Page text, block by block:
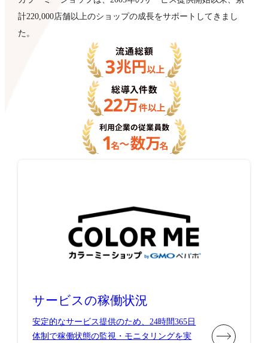
計220,000店舗以上のショップの成長をサポートしてきまし
た。
サービスの稼働状況
安定的なサービス提供のため、24時間365日
体制で稼働状態の監視・モニタリングを実